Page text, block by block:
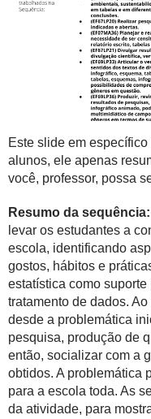
Este slide em
alunos, ele apenas
você, professor, possa
Resumo da sequência:
levar os estudantes a
escola, identificando
gostos, hábitos e
estatística como
tratamento de dados.
desde a problemática
pesquisa, produção de
então, socializar com a
obtidos. A problemática
para a escola toda. As
da atividade, para